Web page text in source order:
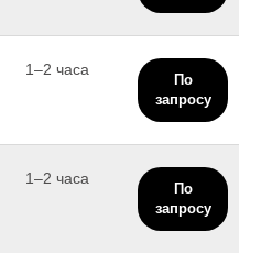
1–2 часа
По
запросу
1–2 часа
По
запросу